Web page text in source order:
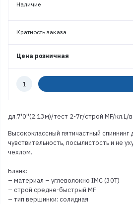
Наличие
Кратность заказа
Цена розничная
Количество
дл.7'0''(2.13м)/тест 2-7г/строй MF/кл.L/
Высококлассный пятичастный
чувствительность, посылистость и не
чехлом.
Бланк:
– материал – углеволокно IMC (30T)
– строй средне-быстрый MF
– тип вершинки: солидная